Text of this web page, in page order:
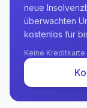
neue
überwachten
kostenlos für
Keine